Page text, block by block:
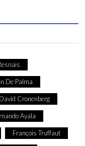
De Palma
David Cronenberg
Ayala
François Truffaut